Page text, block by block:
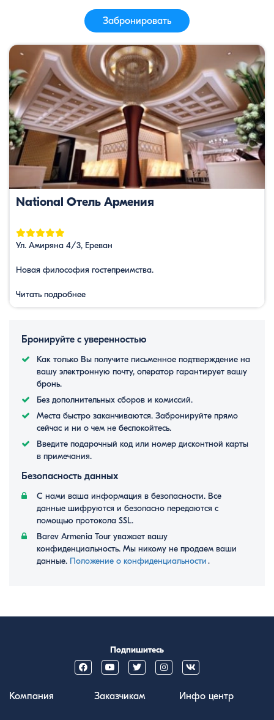
Забронировать
National Отель Армения
Ул. Амиряна 4/3, Ереван
Новая философия гостепреимства.
Читать подробнее
Бронируйте с уверенностью
Как только Вы получите письменное подтверждение на
вашу электронную почту, оператор гарантирует вашу
бронь.
Без дополнительных сборов и комиссий.
Места быстро заканчиваются. Забронируйте прямо
сейчас и ни о чем не беспокойтесь.
Введите подарочный код или номер дисконтной карты
в примечания.
Безопасность данных
С нами ваша информация в безопасности. Все
данные шифруются и безопасно передаются с
помощью протокола SSL.
Barev Armenia Tour уважает вашу
конфиденциальность. Мы никому не продаем ваши
данные. Положение о конфиденциальности․
Подпишитесь
Компания Заказчикам Инфо центр